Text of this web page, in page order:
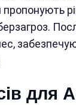
для